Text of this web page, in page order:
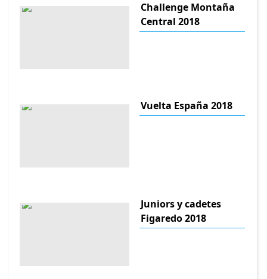
Challenge Montaña
Central 2018
Vuelta España 2018
Juniors y cadetes
Figaredo 2018